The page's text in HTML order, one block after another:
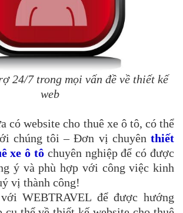
24/7 trong mọi vấn đề về thiết kế
web
có website cho thuê xe ô tô, có thể
chúng tôi – Đơn vị chuyên thiết
xe ô tô chuyên nghiệp để có được
ý và phù hợp với công việc kinh
vị thành công!
WEBTRAVEL để được hướng